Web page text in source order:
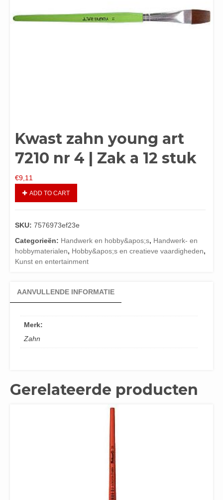
Kwast zahn young art
7210 nr 4 | Zak a 12 stuk
€9,11
ADD TO CART
SKU: 7576973ef23e
Categorieën: Handwerk en hobby&apos;s, Handwerk- en
hobbymaterialen, Hobby&apos;s en creatieve vaardigheden,
Kunst en entertainment
AANVULLENDE INFORMATIE
Merk:
Zahn
Gerelateerde producten